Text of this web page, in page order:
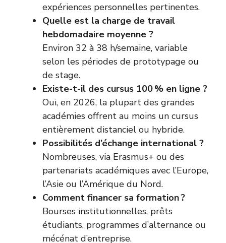
expériences personnelles pertinentes.
Quelle est la charge de travail
hebdomadaire moyenne ?
Environ 32 à 38 h/semaine, variable
selon les périodes de prototypage ou
de stage.
Existe-t-il des cursus 100 % en ligne ?
Oui, en 2026, la plupart des grandes
académies offrent au moins un cursus
entièrement distanciel ou hybride.
Possibilités d’échange international ?
Nombreuses, via Erasmus+ ou des
partenariats académiques avec l’Europe,
l’Asie ou l’Amérique du Nord.
Comment financer sa formation ?
Bourses institutionnelles, prêts
étudiants, programmes d’alternance ou
mécénat d’entreprise.